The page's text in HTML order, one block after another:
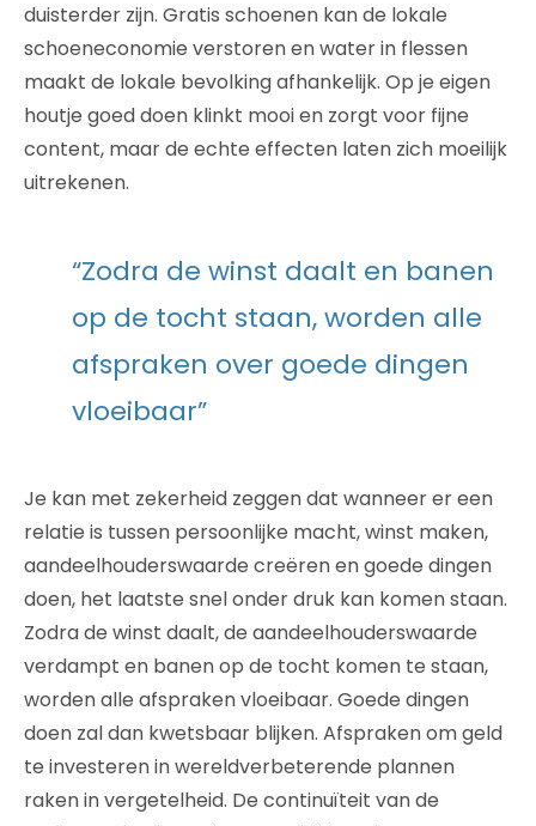
duisterder zijn. Gratis schoenen kan de lokale
schoeneconomie verstoren en water in flessen
maakt de lokale bevolking afhankelijk. Op je eigen
houtje goed doen klinkt mooi en zorgt voor fijne
content, maar de echte effecten laten zich moeilijk
uitrekenen.
“Zodra de winst daalt en banen
op de tocht staan, worden alle
afspraken over goede dingen
vloeibaar”
Je kan met zekerheid zeggen dat wanneer er een
relatie is tussen persoonlijke macht, winst maken,
aandeelhouderswaarde creëren en goede dingen
doen, het laatste snel onder druk kan komen staan.
Zodra de winst daalt, de aandeelhouderswaarde
verdampt en banen op de tocht komen te staan,
worden alle afspraken vloeibaar. Goede dingen
doen zal dan kwetsbaar blijken. Afspraken om geld
te investeren in wereldverbeterende plannen
raken in vergetelheid. De continuïteit van de